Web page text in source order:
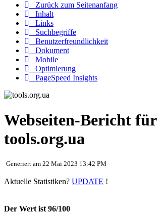
Zurück zum Seitenanfang
Inhalt
Links
Suchbegriffe
Benutzerfreundlichkeit
Dokument
Mobile
Optimierung
PageSpeed Insights
Webseiten-Bericht für
tools.org.ua
Generiert am 22 Mai 2023 13:42 PM
Aktuelle Statistiken? UPDATE !
Der Wert ist 96/100